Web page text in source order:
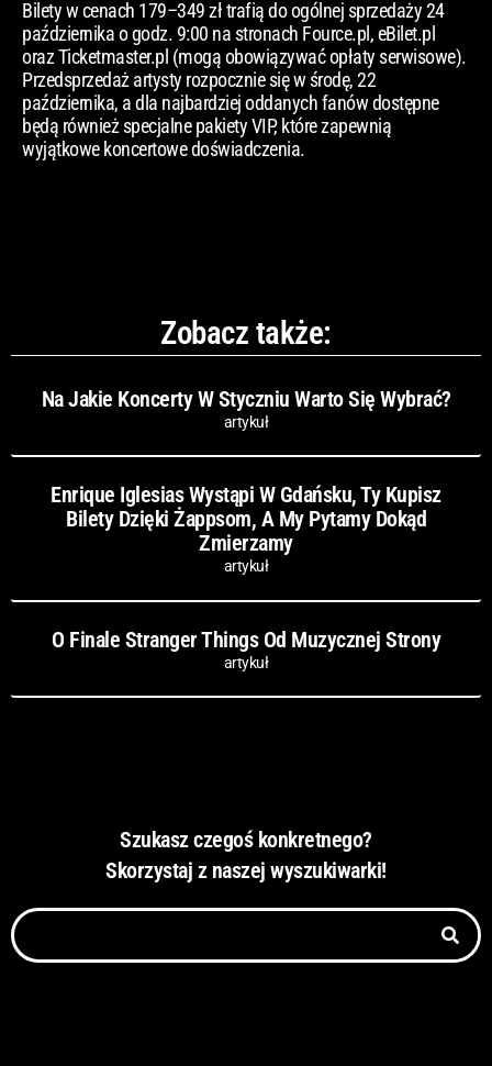
Bilety w cenach 179–349 zł trafią do ogólnej sprzedaży 24
października o godz. 9:00 na stronach Fource.pl, eBilet.pl
oraz Ticketmaster.pl (mogą obowiązywać opłaty serwisowe).
Przedsprzedaż artysty rozpocznie się w środę, 22
października, a dla najbardziej oddanych fanów dostępne
będą również specjalne pakiety VIP, które zapewnią
wyjątkowe koncertowe doświadczenia.
Zobacz także:
Na Jakie Koncerty W Styczniu Warto Się Wybrać?
artykuł
Enrique Iglesias Wystąpi W Gdańsku, Ty Kupisz
Bilety Dzięki Żappsom, A My Pytamy Dokąd
Zmierzamy
artykuł
O Finale Stranger Things Od Muzycznej Strony
artykuł
Szukasz czegoś konkretnego?
Skorzystaj z naszej wyszukiwarki!
Szukaj